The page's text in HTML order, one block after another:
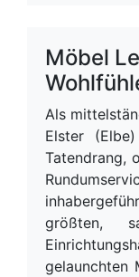
Möbel
Als
Elster
Tatendrang,
größten,
gelaunchten